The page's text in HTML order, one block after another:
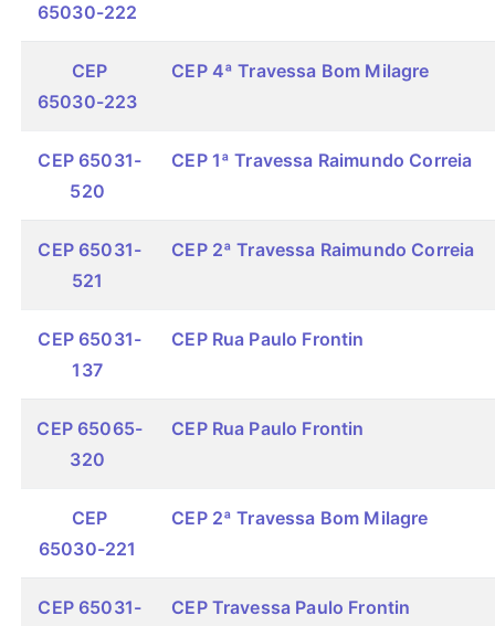
65030-222
CEP
65030-223
CEP 4ª Travessa Bom Milagre
CEP 65031-
520
CEP 1ª Travessa Raimundo Correia
CEP 65031-
521
CEP 2ª Travessa Raimundo Correia
CEP 65031-
137
CEP Rua Paulo Frontin
CEP 65065-
320
CEP Rua Paulo Frontin
CEP
65030-221
CEP 2ª Travessa Bom Milagre
CEP 65031-
CEP Travessa Paulo Frontin